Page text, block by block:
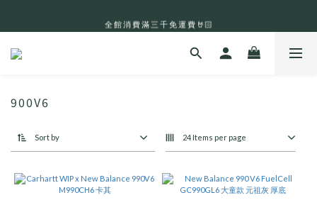
全 館 消 費 滿 三 千 免 運 費 🤘🏻
900V6
Sort by 24 Items per page